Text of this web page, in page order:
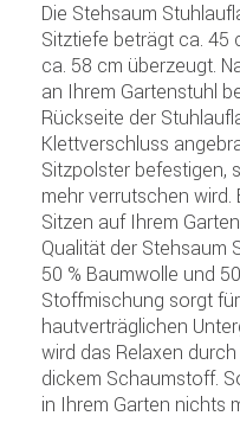
Die Stehsaum
Sitztiefe beträgt ca. 45
ca. 58 cm überzeugt.
an Ihrem Gartenstuhl
Rückseite der
Klettverschluss
Sitzpolster befestigen,
mehr verrutschen
Sitzen auf Ihrem
Qualität der Stehsaum
50 % Baumwolle und
Stoffmischung sorgt
hautverträglichen
wird das Relaxen
dickem Schaumstoff.
in Ihrem Garten nichts